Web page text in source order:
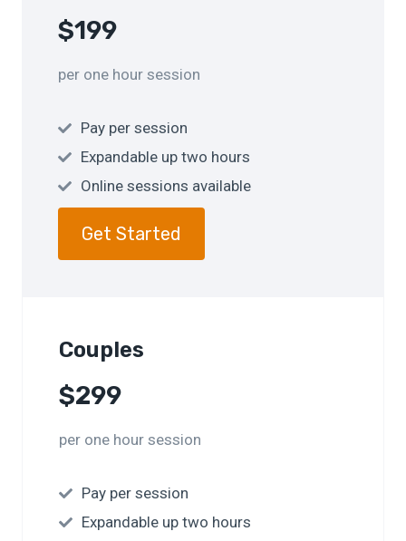
$199
per one hour session
Pay per session
Expandable up two hours
Online sessions available
Get Started
Couples
$299
per one hour session
Pay per session
Expandable up two hours